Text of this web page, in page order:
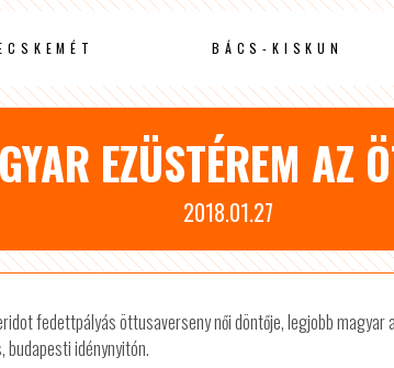
BÁCS-KISKUN
EZÜSTÉREM AZ
2018.01.27
fedettpályás öttusaverseny női döntője, legjobb magyar a
budapesti idénynyitón.